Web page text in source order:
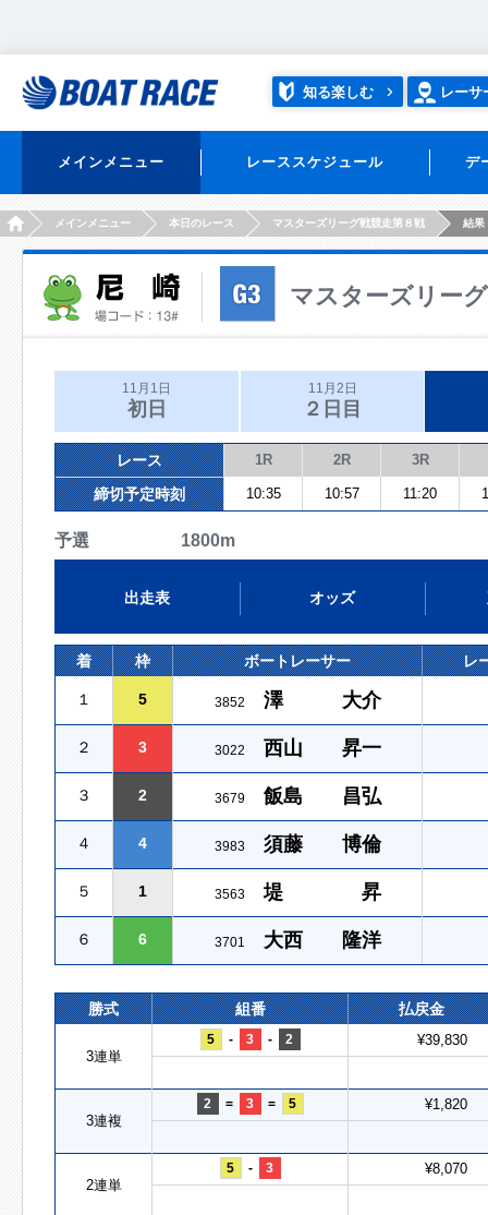
知る楽しむ レーサ
メインメニュー レーススケジュール デ
HOMEメインメニュー 本日のレース マスターズリーグ戦競走第８戦 結果
マスターズリー
11月1日
初日
11月2日
２日目
レース 1R 2R 3R
締切予定時刻 10:35 10:57 11:20
予選 1800m
出走表 オッズ
着 枠 ボートレーサー レ
１ 5 3852 澤 大介
２ 3 3022 西山 昇一
３ 2 3679 飯島 昌弘
４ 4 3983 須藤 博倫
５ 1 3563 堤 昇
６ 6 3701 大西 隆洋
勝式 組番 払戻金
3連単
5 - 3 - 2 ¥39,830
3連複
2 = 3 = 5 ¥1,820
2連単
5 - 3 ¥8,070